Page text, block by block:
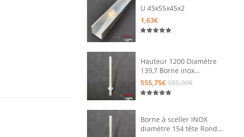
U 45x55x45x2
1,63€
Hauteur 1200 Diamètre
139,7 Borne inox
AMOVIBLE par clé
TRIANGLE Tete bombée
555,75€585,00€
Borne à sceller INOX
diamètre 154 tête Ronde